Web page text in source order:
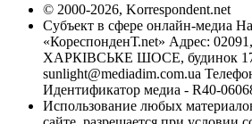
© 2000-2026, Korrespondent.net
Субъект в сфере онлайн-медиа
«КореспонденТ.net» Адрес:
ХАРКІВСЬКЕ ШОСЕ, будинок
sunlight@mediadim.com.ua
Идентификатор медиа - R40-
Использование любых